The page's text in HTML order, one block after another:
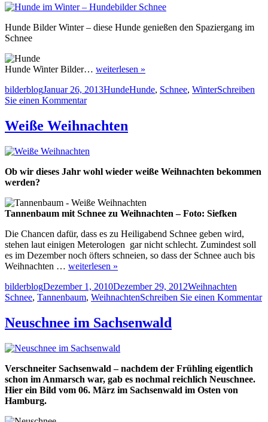
im
Hunde Bilder Winter – diese Hunde genießen den Spaziergang im
Schnee
Hunde Winter Bilder… weiterlesen »
Autor
bilderblogVeröffentlicht
am
Januar 26, 2013Kategorien
HundeSchlagwörter
Hunde, Schnee, WinterSchreiben
Sie einen Kommentarzu
im
Winter
Hundebilder
Weiße Weihnachten
Ob wir dieses Jahr wohl wieder weiße Weihnachten bekommen
werden?
Tannenbaum mit Schnee zu Weihnachten – Foto: Siefken
Die Chancen dafür, dass es zu Heiligabend Schnee geben wird,
stehen laut einigen Meterologen gar nicht schlecht. Zumindest soll
es im Dezember noch öfters schneien, so dass der Schnee auch bis
Weihnachten … weiterlesen »
Autor
bilderblogVeröffentlicht
am
Dezember 1, 2010Dezember 29, 2012Kategorien
Weihnachten
Schnee, Tannenbaum, WeihnachtenSchreiben Sie einen Kommentar
Neuschnee im Sachsenwald
Verschneiter Sachsenwald – nachdem der Frühling eigentlich
schon im Anmarsch war, gab es nochmal reichlich Neuschnee.
Hier ein Bild vom 06. März im Sachsenwald im Osten von
Hamburg.